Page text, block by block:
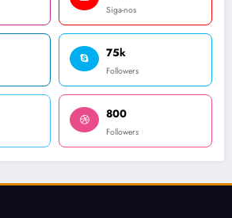
Siga-nos
75k
Followers
800
Followers